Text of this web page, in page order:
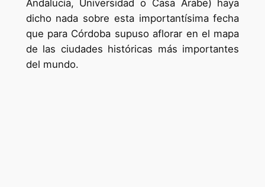
Andalucía, Universidad o Casa Árabe) haya
dicho nada sobre esta importantísima fecha
que para Córdoba supuso aflorar en el mapa
de las ciudades históricas más importantes
del mundo.